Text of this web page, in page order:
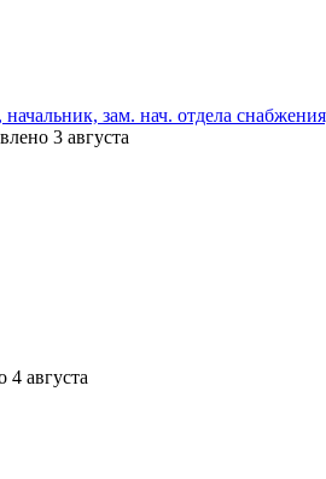
зам. нач. отдела
3 августа
4 августа